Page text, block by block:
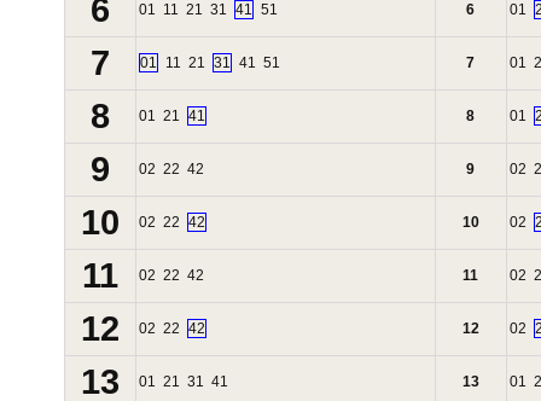
6 01 11 21 31 41 51 6 01
7 01 11 21 31 41 51 7 01
8 01 21 41 8 01
9 02 22 42 9 02
10 02 22 42 10 02
11 02 22 42 11 02
12 02 22 42 12 02
13 01 21 31 41 13 01